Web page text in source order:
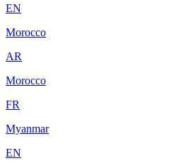
EN
Morocco
AR
Morocco
FR
Myanmar
EN